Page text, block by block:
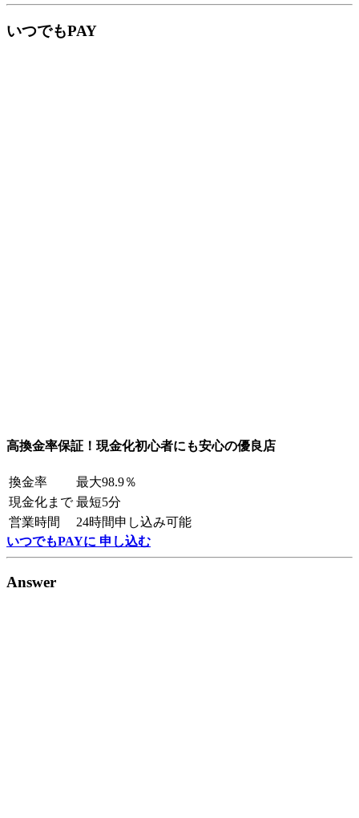
いつでもPAY
高換金率保証！現金化初心者にも安心の優良店
換金率
最大98.9％
現金化まで 最短5分
営業時間
24時間申し込み可能
いつでもPAYに 申し込む
Answer